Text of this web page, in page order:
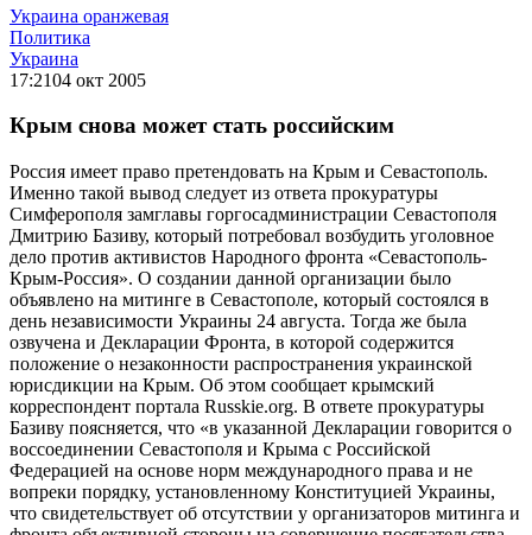
Украина оранжевая
Политика
Украина
17:2104 окт 2005
Крым снова может стать российским
Россия имеет право претендовать на Крым и Севастополь.
Именно такой вывод следует из ответа прокуратуры
Симферополя замглавы горгосадминистрации Севастополя
Дмитрию Базиву, который потребовал возбудить уголовное
дело против активистов Народного фронта «Севастополь-
Крым-Россия». О создании данной организации было
объявлено на митинге в Севастополе, который состоялся в
день независимости Украины 24 августа. Тогда же была
озвучена и Декларации Фронта, в которой содержится
положение о незаконности распространения украинской
юрисдикции на Крым. Об этом сообщает крымский
корреспондент портала Russkie.org. В ответе прокуратуры
Базиву поясняется, что «в указанной Декларации говорится о
воссоединении Севастополя и Крыма с Российской
Федерацией на основе норм международного права и не
вопреки порядку, установленному Конституцией Украины,
что свидетельствует об отсутствии у организаторов митинга и